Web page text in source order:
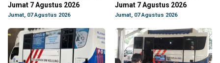
Jumat 7 Agustus 2026
Jumat, 07 Agustus 2026
Jumat 7 Agustus 2026
Jumat, 07 Agustus 2026